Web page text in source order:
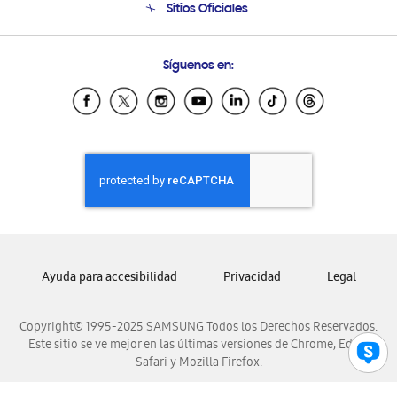
Condiciones de Compra
Soporte vía eMail
Sitios Oficiales
Samsung Ecuador
Samsung El Salvador
Samsung Honduras
Samsung Nicaragua
Samsung Panamá
Samsung Venezuela
Síguenos en:
Copyright© 1995-2025 SAMSUNG Todos los Derechos Reservados.
Este sitio se ve mejor en las últimas versiones de Chrome, Edge,
Safari y Mozilla Firefox.
Ayuda para accesibilidad Privacidad Legal